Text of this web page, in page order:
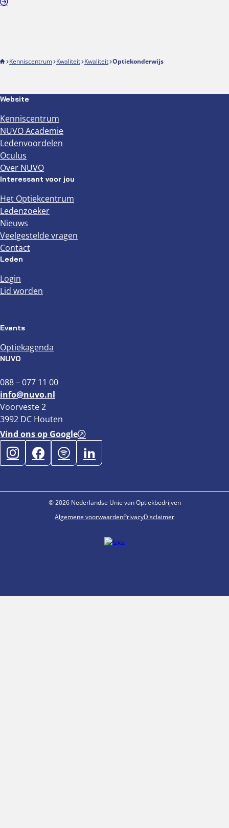
Kenniscentrum Kwaliteit Kwaliteit Optiekonderwijs
Website
Kenniscentrum
NUVO Academie
Ledenvoordelen
Oculus
Over NUVO
Interessant voor jou
Het Optiekcentrum
Ledenzoeker
Nieuws
Veelgestelde vragen
Contact
Leden
Login
Lid worden
Events
Optiekagenda
NUVO
088 – 077 11 00
info@nuvo.nl
Voorveste 2
3992 DC Houten
Vind ons op Google
© 2026 Nederlandse Unie van Optiekbedrijven
Algemene voorwaardenPrivacyDisclaimer